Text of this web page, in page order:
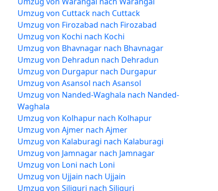
Umzug von Cuttack nach Cuttack
Umzug von Firozabad nach Firozabad
Umzug von Kochi nach Kochi
Umzug von Bhavnagar nach Bhavnagar
Umzug von Dehradun nach Dehradun
Umzug von Durgapur nach Durgapur
Umzug von Asansol nach Asansol
Umzug von Nanded-Waghala nach Nanded-
Waghala
Umzug von Kolhapur nach Kolhapur
Umzug von Ajmer nach Ajmer
Umzug von Kalaburagi nach Kalaburagi
Umzug von Jamnagar nach Jamnagar
Umzug von Loni nach Loni
Umzug von Ujjain nach Ujjain
Umzug von Siliguri nach Siliguri